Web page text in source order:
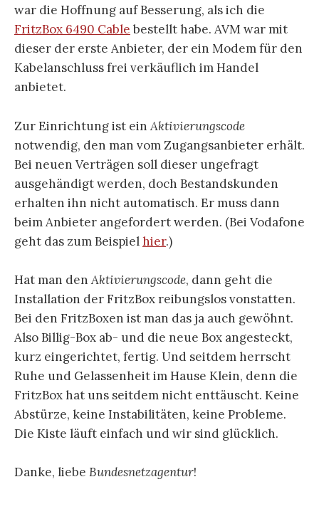
war die Hoffnung auf Besserung, als ich die
FritzBox 6490 Cable bestellt habe. AVM war mit
dieser der erste Anbieter, der ein Modem für den
Kabelanschluss frei verkäuflich im Handel
anbietet.
Zur Einrichtung ist einAktivierungscode
notwendig, den man vom Zugangsanbieter erhält.
Bei neuen Verträgen soll dieser ungefragt
ausgehändigt werden, doch Bestandskunden
erhalten ihn nicht automatisch. Er muss dann
beim Anbieter angefordert werden. (Bei Vodafone
geht das zum Beispielhier.)
Hat man denAktivierungscode, dann geht die
Installation der FritzBox reibungslos vonstatten.
Bei den FritzBoxen ist man das ja auch gewöhnt.
Also Billig-Box ab- und die neue Box angesteckt,
kurz eingerichtet, fertig. Und seitdem herrscht
Ruhe und Gelassenheit im Hause Klein, denn die
FritzBox hat uns seitdem nicht enttäuscht. Keine
Abstürze, keine Instabilitäten, keine Probleme.
Die Kiste läuft einfach und wir sind glücklich.
Danke, liebe Bundesnetzagentur!